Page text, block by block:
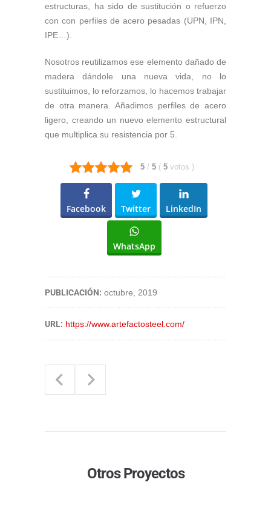
estructuras, ha sido de sustitución o refuerzo
con con perfiles de acero pesadas (UPN, IPN,
IPE…).
Nosotros reutilizamos ese elemento dañado de
madera dándole una nueva vida, no lo
sustituimos, lo reforzamos, lo hacemos trabajar
de otra manera. Añadimos perfiles de acero
ligero, creando un nuevo elemento estructural
que multiplica su resistencia por 5.
5 / 5 ( 5 votos )
Facebook Twitter LinkedIn
WhatsApp
PUBLICACIÓN: octubre, 2019
URL: https://www.artefactosteel.com/
Otros Proyectos